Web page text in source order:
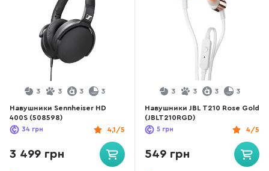
3 3 3 3
Навушники Sennheiser HD
400S (508598)
4,1/5
34 грн
3 499 грн
3 3 3 3
Навушники JBL T210 Rose Gold
(JBLT210RGD)
4/5
5 грн
549 грн